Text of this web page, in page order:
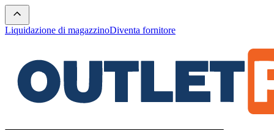
Liquidazione di magazzinoDiventa fornitore